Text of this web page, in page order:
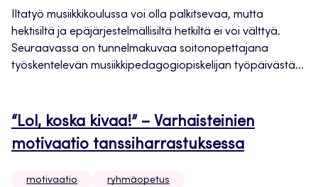
Iltatyö musiikkikoulussa voi olla palkitsevaa, mutta
hektisiltä ja epäjärjestelmällisiltä hetkiltä ei voi välttyä.
Seuraavassa on tunnelmakuvaa soitonopettajana
työskentelevän musiikkipedagogiopiskelijan työpäivästä...
“Lol, koska kivaa!” – Varhaisteinien
motivaatio tanssiharrastuksessa
motivaatio
ryhmäopetus